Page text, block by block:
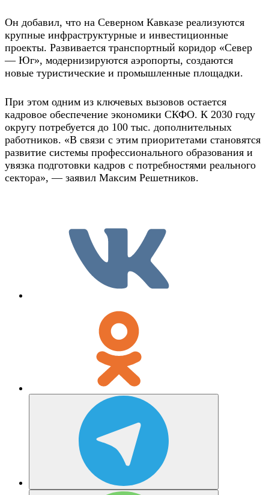
Он добавил, что на Северном Кавказе реализуются
крупные инфраструктурные и инвестиционные
проекты. Развивается транспортный коридор «Север
— Юг», модернизируются аэропорты, создаются
новые туристические и промышленные площадки.
При этом одним из ключевых вызовов остается
кадровое обеспечение экономики СКФО. К 2030 году
округу потребуется до 100 тыс. дополнительных
работников. «В связи с этим приоритетами становятся
развитие системы профессионального образования и
увязка подготовки кадров с потребностями реального
сектора», — заявил Максим Решетников.